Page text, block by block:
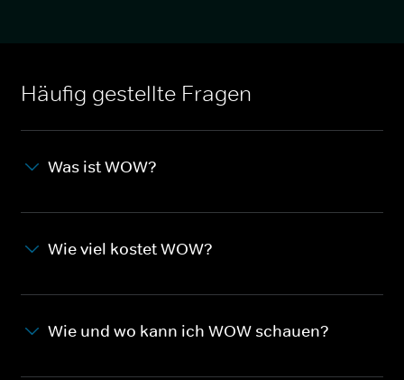
Häufig gestellte Fragen
Was ist WOW?
Wie viel kostet WOW?
Wie und wo kann ich WOW schauen?